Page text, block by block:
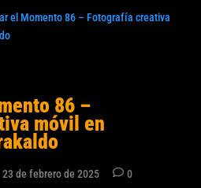
el Momento 86 – Fotografía creativa
86 –
móvil en
23 de febrero de 2025 0